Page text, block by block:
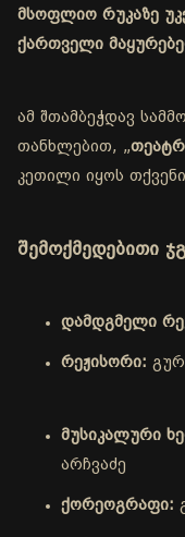
მსოფლიო რუკაზე
ქართველი
ამ შთამბეჭდავ
თანხლებით, „
კეთილი იყოს
შემოქმედებითი
დამდგმელი
რეჟისორი:
მუსიკალური
არჩვაძე
ქორეოგრაფი: